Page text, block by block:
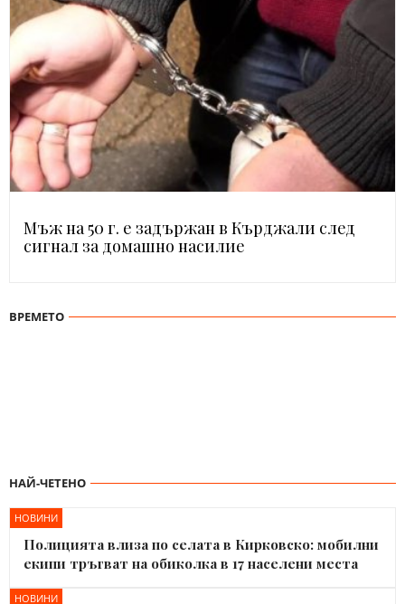
Мъж на 50 г. е задържан в Кърджали след
сигнал за домашно насилие
ВРЕМЕТО
НАЙ-ЧЕТЕНО
НОВИНИ
Полицията влиза по селата в Кирковско: мобилни
екипи тръгват на обиколка в 17 населени места
НОВИНИ